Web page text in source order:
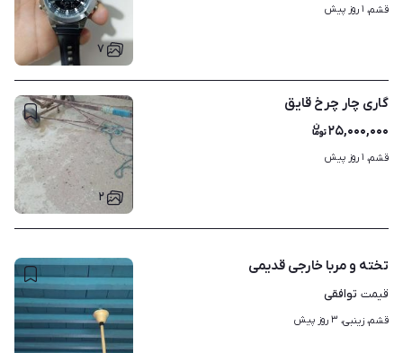
۷
قشم، ۱ روز پیش
۲
گاری چار چرخ قایق
۲۵,۰۰۰,۰۰۰
قشم، ۱ روز پیش
تخته و مربا خارجی قدیمی
قیمت توافقی
قشم، زینبی، ۳ روز پیش